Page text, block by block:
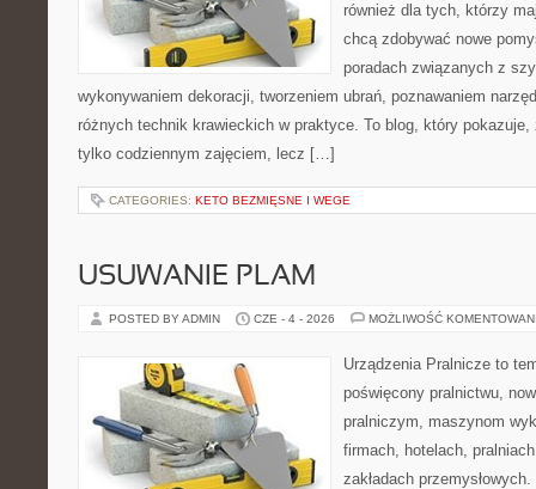
również dla tych, którzy
chcą zdobywać nowe
poradach związanych z
wykonywaniem dekoracji, tworzeniem ubrań, poznawaniem
różnych technik krawieckich w praktyce. To blog, który
tylko codziennym zajęciem, lecz […]
CATEGORIES: KETO BEZMIĘSNE I WEGE
USUWANIE PLAM
POSTED BY ADMIN CZE - 4 - 2026 MOŻLIWOŚĆ
Urządzenia Pralnicze to
poświęcony pralnictwu,
pralniczym, maszynom
firmach, hotelach,
zakładach